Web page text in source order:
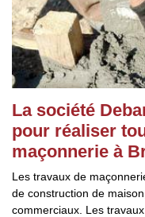
La société
pour réaliser
maçonnerie à
Les travaux de
de construction de
commerciaux. Les